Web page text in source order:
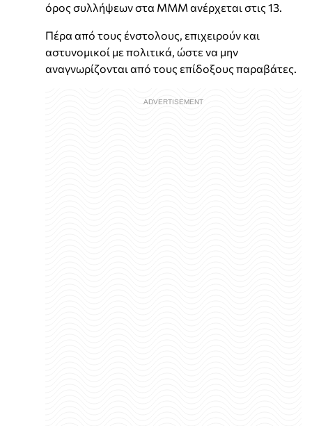
όρος συλλήψεων στα ΜΜΜ ανέρχεται στις 13.
Πέρα από τους ένστολους, επιχειρούν και
αστυνομικοί με πολιτικά, ώστε να μην
αναγνωρίζονται από τους επίδοξους παραβάτες.